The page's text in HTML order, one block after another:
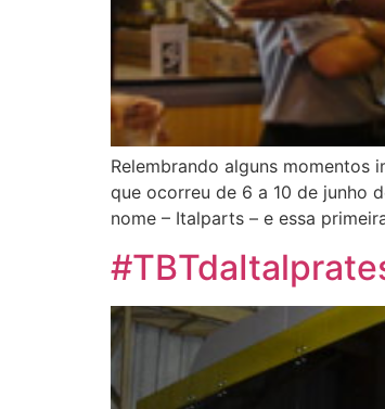
Relembrando alguns momentos
que ocorreu de 6 a 10 de junho
nome – Italparts – e essa